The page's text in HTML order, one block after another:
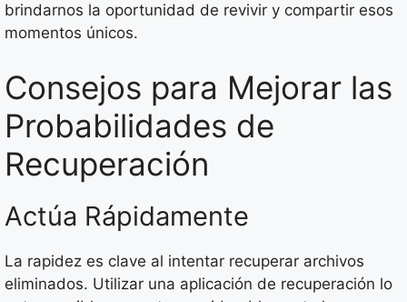
brindarnos la oportunidad de revivir y compartir esos
momentos únicos.
Consejos para Mejorar las
Probabilidades de
Recuperación
Actúa Rápidamente
La rapidez es clave al intentar recuperar archivos
eliminados. Utilizar una aplicación de recuperación lo